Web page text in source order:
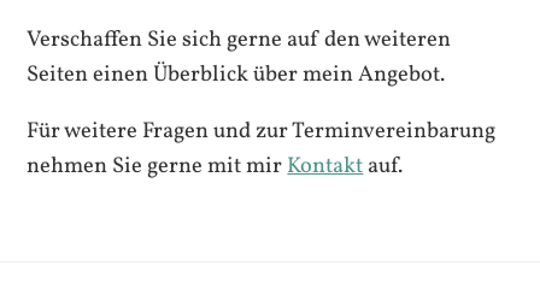
Verschaffen Sie sich gerne auf den weiteren
Seiten einen Überblick über mein Angebot.
Für weitere Fragen und zur Terminvereinbarung
nehmen Sie gerne mit mirKontaktauf.